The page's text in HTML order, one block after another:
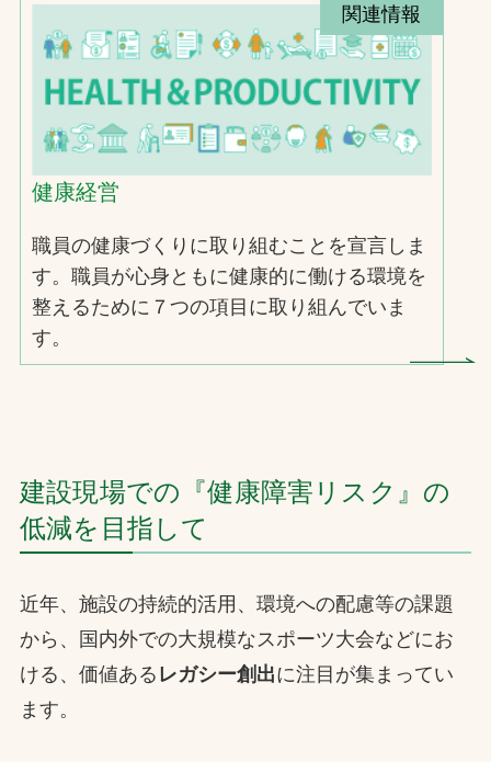
関連情報
健康経営
職員の健康づくりに取り組むことを宣言しま
す。職員が心身ともに健康的に働ける環境を
整えるために７つの項目に取り組んでいま
す。
建設現場での『健康障害リスク』の
低減を目指して
近年、施設の持続的活用、環境への配慮等の課題
から、国内外での大規模なスポーツ大会などにお
ける、価値ある レガシー創出に注目が集まってい
ます。